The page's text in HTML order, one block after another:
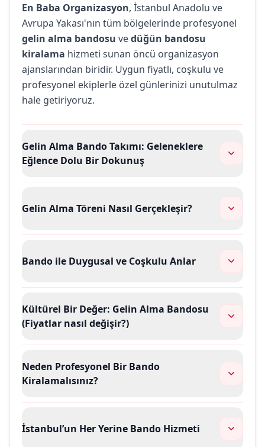
En Baba Organizasyon, İstanbul Anadolu ve
Avrupa Yakası'nın tüm bölgelerinde profesyonel
gelin alma bandosu vedüğün bandosu
kiralama hizmeti sunan öncü organizasyon
ajanslarından biridir. Uygun fiyatlı, coşkulu ve
profesyonel ekiplerle özel günlerinizi unutulmaz
hale getiriyoruz.
Gelin Alma Bando Takımı: Geleneklere
Eğlence Dolu Bir Dokunuş
Gelin Alma Töreni Nasıl Gerçekleşir?
Bando ile Duygusal ve Coşkulu Anlar
Kültürel Bir Değer: Gelin Alma Bandosu
(Fiyatlar nasıl değişir?)
Neden Profesyonel Bir Bando
Kiralamalısınız?
İstanbul’un Her Yerine Bando Hizmeti